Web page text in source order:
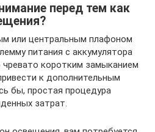
перед тем как
или центральным плафоном
питания с аккумулятора
коротким замыканием
к дополнительным
бы, простая процедура
затрат.